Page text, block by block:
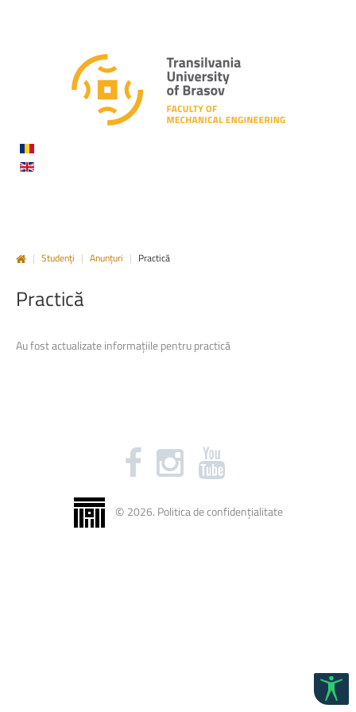
| Studenți | Anunțuri | Practică
Practică
Au fost actualizate informațiile pentru practică
© 2026. Politica de confidențialitate